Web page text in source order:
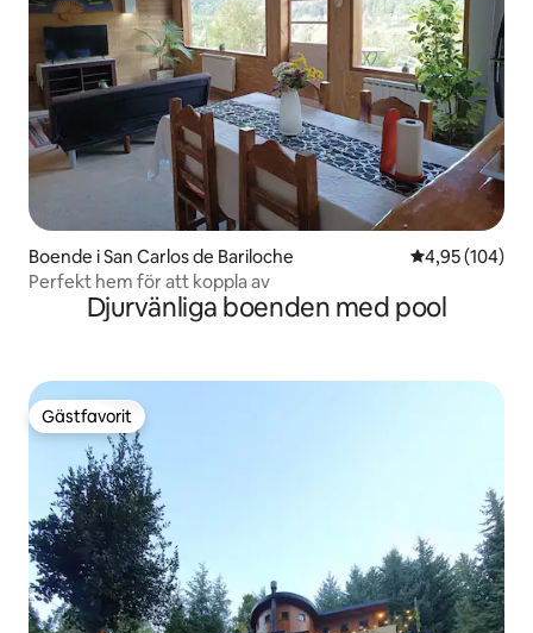
Boende i San Carlos de Bariloche 4,95 av 5 i
4,95 (104)
Perfekt hem för att koppla av
Djurvänliga boenden med pool
Gästfavorit
Gästfavorit